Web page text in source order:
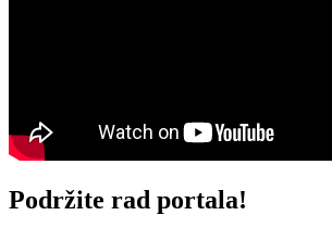
Podržite rad portala!